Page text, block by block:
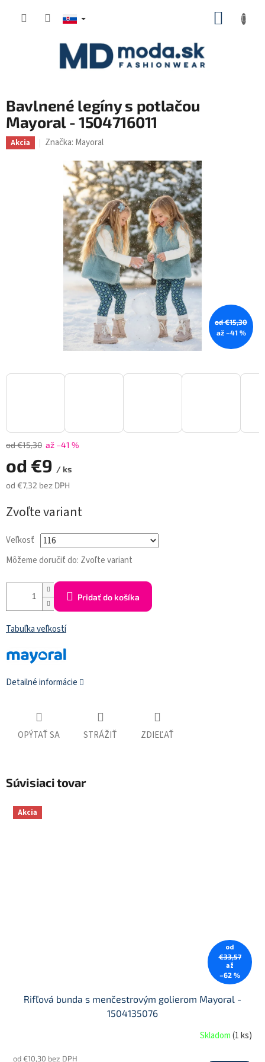
Bavlnené legíny s potlačou
Mayoral - 1504716011
Akcia Značka: Mayoral
od €15,30
až –41 %
od €15,30 až –41 %
od €9 / ks
od €7,32 bez DPH
cena:
Zvoľte variant
Veľkosť
Môžeme doručiť do: Zvoľte variant
Pridať do košíka
Tabuľka veľkostí
Detailné informácie
OPÝTAŤ SA STRÁŽIŤ ZDIEĽAŤ
Súvisiaci tovar
Akcia
od
€33,57
až
–62 %
Rifľová bunda s menčestrovým golierom Mayoral -
1504135076
Skladom(1 ks)
od €10,30 bez DPH